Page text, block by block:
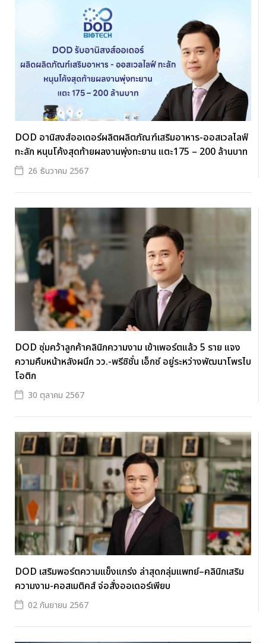
DOD อานิสงส์ออเดอร์ผลิตผลิตภัณฑ์เสริมอาหาร-ออสเวลไลฟ์
ทะลัก หนุนโค้งสุดท้ายผลงานพุ่งทะยาน แตะ175 – 200 ล้านบาท
26 ธันวาคม 2567
DOD ซุ่มคว้าลูกค้าคลินิกความงาม เข้าเพอร์ตแล้ว 5 ราย แจง
ความคืบหน้าหลังผนึก วว.-พรีซิชั่น เอ็กซ์ อยู่ระหว่างพัฒนาโพรไบ
โอติก
30 ตุลาคม 2567
DOD เสริมพอร์ตความแข็งแกร่ง ล่าสุดกลุ่มแพทย์–คลินิกเสริม
ความงาม-คอสเมติคส์ จ่อสั่งออเดอร์เพียบ
02 กันยายน 2567